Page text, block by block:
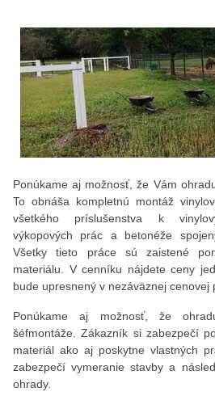
Ponúkame aj možnosť, že Vám
To obnáša kompletnú montáž
všetkého príslušenstva k
výkopových prác a betonéže
Všetky tieto práce sú zaistené
materiálu. V cenníku nájdete ceny
bude upresnený v nezáväznej cenovej
Ponúkame aj možnosť, že
šéfmontáže. Zákazník si zabezpečí
materiál ako aj poskytne vlastných
zabezpečí vymeranie stavby a
ohrady.